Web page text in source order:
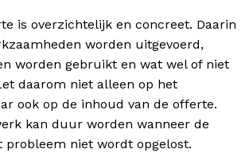
is overzichtelijk en concreet. Daarin
worden uitgevoerd,
worden gebruikt en wat wel of niet
daarom niet alleen op het
ook op de inhoud van de offerte.
kan duur worden wanneer de
probleem niet wordt opgelost.